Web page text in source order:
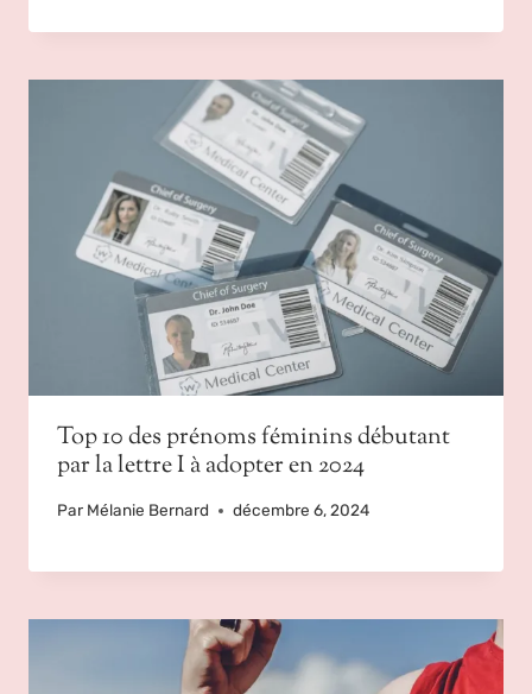
Top 10 des prénoms féminins débutant
par la lettre I à adopter en 2024
Par Mélanie Bernard décembre 6, 2024